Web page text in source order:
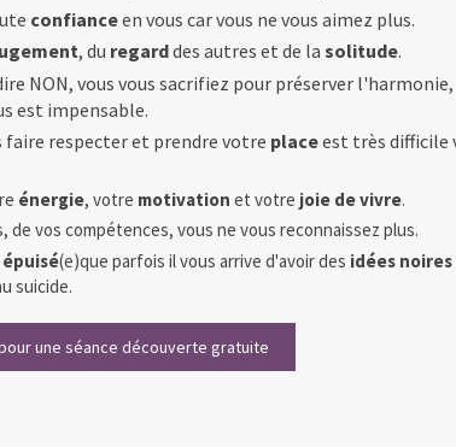
confianceen vous car vous ne vous aimez plus.
, du regarddes autres et de la solitude.
NON, vous vous sacrifiez pour préserver l'harmonie,
est impensable.
faire respecter et prendre votre placeest très difficile
énergie, votre motivation et votre joie de vivre.
de vos compétences, vous ne vous reconnaissez plus.
épuisé(e)que parfois il vous arrive d'avoir des idées noires
suicide.
une séance découverte gratuite